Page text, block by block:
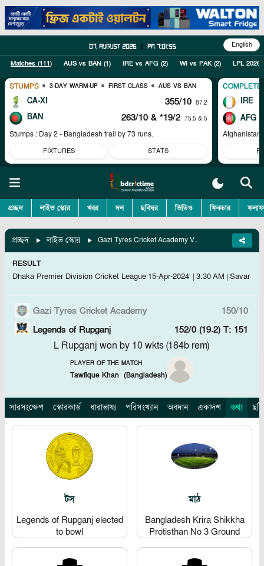
07, August 2026 pm 7:01:56 English
Matches (111) AUS vs BAN (1) IRE vs AFG (2) WI vs PAK(2) LPL 2026
STUMPS 3-DAY WARM-UP FIRST CLASS AUS VS BAN
CA-XI 355/10 87.2
BAN 263/10 & *19/2 75.5 & 5
Stumps : Day 2 - Bangladesh trail by 73 runs.
FIXTURES STATS
IRE
AFG
Afghanistan
প্রচ্ছদ লাইভ স্কোর খবর দল ছবিঘর ভিডিও ফিকচার
প্রচ্ছদ লাইভ স্কোর Gazi Tyres Cricket Academy Vs Legends Of Rupganj, 57th Match
RESULT
Dhaka Premier Division Cricket League 15-Apr-2024 | 3:30 AM | Savar
Gazi Tyres Cricket Academy
150/10
Legends of Rupganj
152/0 (19.2) T: 151
L Rupganj won by 10 wkts (184b rem)
PLAYER OF THE MATCH
Tawfique Khan (Bangladesh)
সারসংক্ষেপ স্কোরকার্ড ধারাভাষ্য পরিসংখ্যান অবদান একাদশ তথ্য
টস
Legends of Rupganj elected
to bowl
মাঠ
Bangladesh Krira Shikkha
Protisthan No 3 Ground